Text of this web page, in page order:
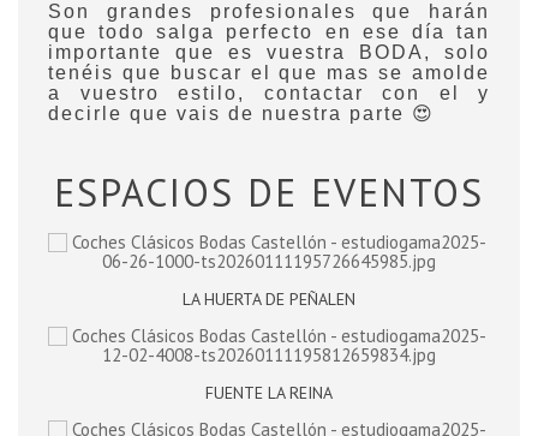
Son grandes profesionales que harán
que todo salga perfecto en ese día tan
importante que es vuestra BODA, solo
tenéis que buscar el que mas se amolde
a vuestro estilo, contactar con el y
decirle que vais de nuestra parte 😍
ESPACIOS DE EVENTOS
LA HUERTA DE PEÑALEN
FUENTE LA REINA